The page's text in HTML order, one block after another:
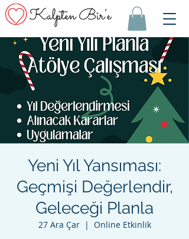
Yeni Yıl Yansıması:
Geçmişi Değerlendir,
Geleceği Planla
27 Ara Çar
  |
Online Etkinlik